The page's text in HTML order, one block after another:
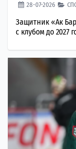
28-07-2026
Защитник «Ак
с клубом до 2027